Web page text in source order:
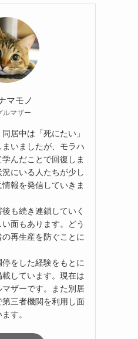
マモノ
ルマザー
居中は「死にたい」
いましたが、モラハ
んだことで回復しま
にいる人たちが少し
報を発信していきま
も続き連鎖していく
面もあります。どう
再生産を防ぐことに
をした経験をもとに
しています。現在は
ザーです。また別居
三者機関を利用し面
す。